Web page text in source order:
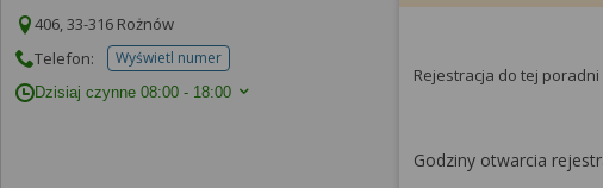
406, 33-316 Rożnów
Telefon:
Wyświetl numertelefonu do placowki
Dzisiaj czynne 08:00 - 18:00
Rejestracja do tej
Godziny otwarcia